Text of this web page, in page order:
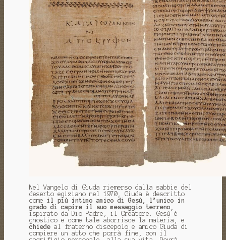
Nel Vangelo di Giuda riemerso dalla sabbie del
deserto egiziano nel 1970, Giuda è descritto
come
il più intimo amico di Gesù,
l’unico in
grado di capire il suo messaggio terreno,
ispirato da Dio Padre, il Creatore. Gesù è
gnostico e come tale aborrisce la materia, e
chiede al fraterno discepolo e amico Giuda di
compiere un atto che porrà fine, con il